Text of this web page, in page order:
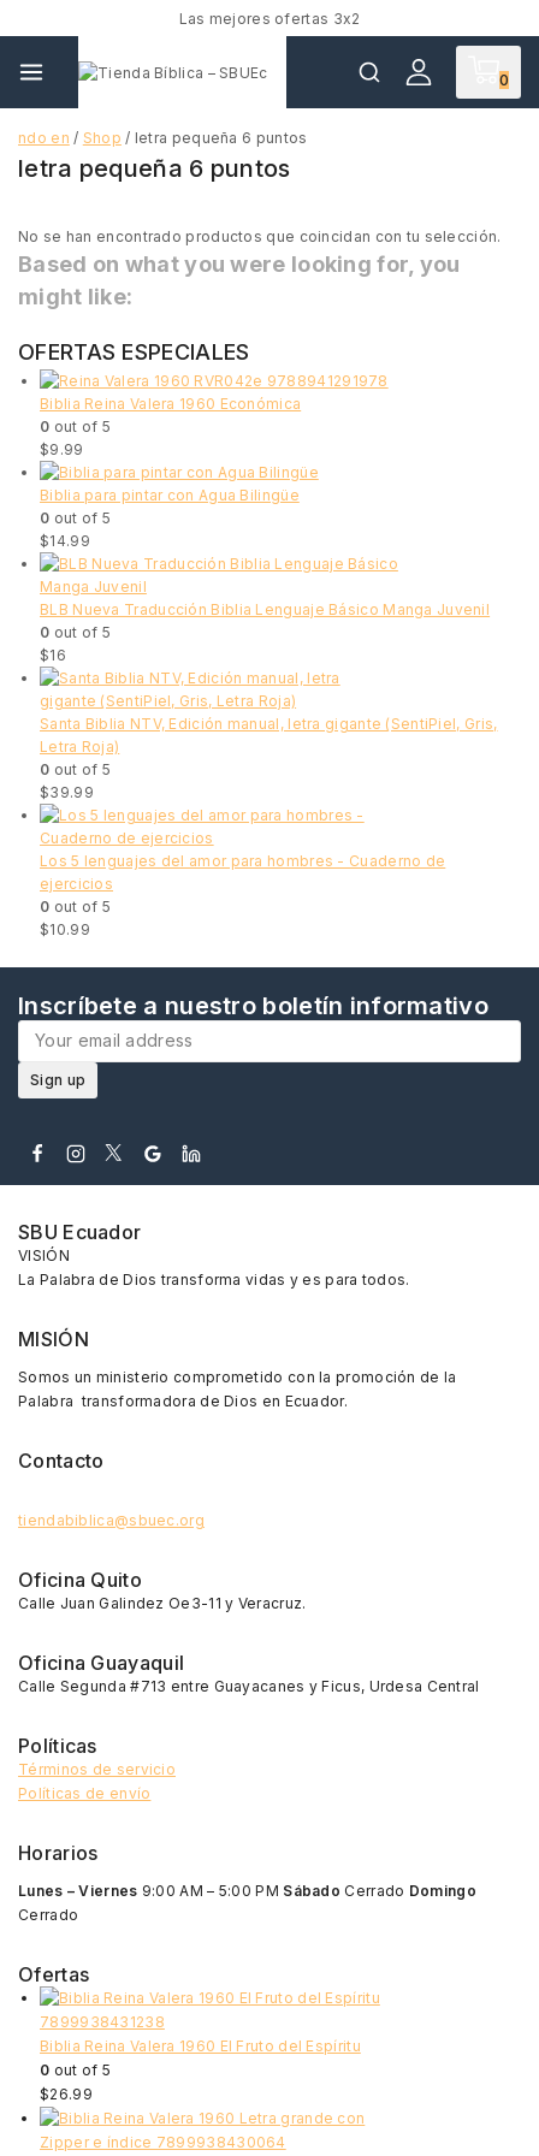
Las mejores ofertas 3x2
0
ndo en / Shop / letra pequeña 6 puntos
letra pequeña 6 puntos
No se han encontrado productos que coincidan con tu selección.
Based on what you were looking for, you
might like:
OFERTAS ESPECIALES
Biblia Reina Valera 1960 Económica
0 out of 5
$9.99
Biblia para pintar con Agua Bilingüe
0 out of 5
$14.99
BLB Nueva Traducción Biblia Lenguaje Básico Manga Juvenil
0 out of 5
$16
Santa Biblia NTV, Edición manual, letra gigante (SentiPiel, Gris,
Letra Roja)
0 out of 5
$39.99
Los 5 lenguajes del amor para hombres - Cuaderno de
ejercicios
0 out of 5
$10.99
Inscríbete a nuestro boletín informativo
SBU Ecuador
VISIÓN
La Palabra de Dios transforma vidas y es para todos.
MISIÓN
Somos un ministerio comprometido con la promoción de la
Palabra transformadora de Dios en Ecuador.
Contacto
tiendabiblica@sbuec.org
Oficina Quito
Calle Juan Galindez Oe3-11 y Veracruz.
Oficina Guayaquil
Calle Segunda #713 entre Guayacanes y Ficus, Urdesa Central
Políticas
Términos de servicio
Políticas de envío
Horarios
Lunes – Viernes 9:00 AM – 5:00 PM Sábado Cerrado Domingo
Cerrado
Ofertas
Biblia Reina Valera 1960 El Fruto del Espíritu
0 out of 5
$26.99